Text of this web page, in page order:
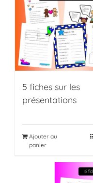
5 fiches sur les
présentations
Ajouter au
panier